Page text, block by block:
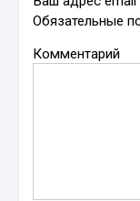
Обязательные
Комментарий